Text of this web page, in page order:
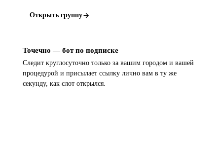
Открыть группу
Точечно — бот по подписке
Следит круглосуточно только за вашим городом и вашей
процедурой и присылает ссылку лично вам в ту же
секунду, как слот открылся.